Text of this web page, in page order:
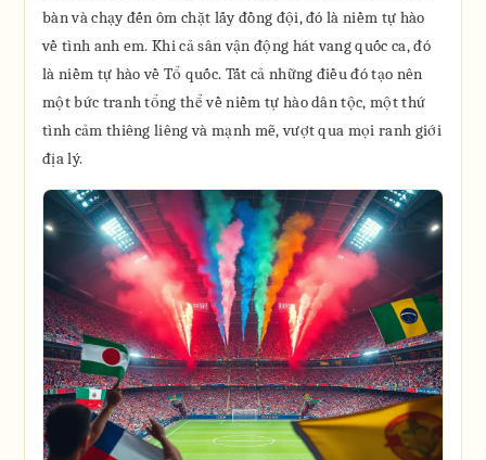
bàn và chạy đến ôm chặt lấy đồng đội, đó là niềm tự hào
về tình anh em. Khi cả sân vận động hát vang quốc ca, đó
là niềm tự hào về Tổ quốc. Tất cả những điều đó tạo nên
một bức tranh tổng thể về niềm tự hào dân tộc, một thứ
tình cảm thiêng liêng và mạnh mẽ, vượt qua mọi ranh giới
địa lý.